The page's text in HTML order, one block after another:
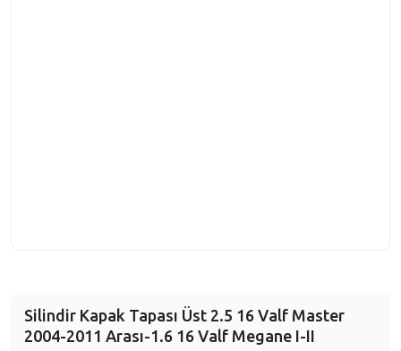
Silindir Kapak Tapası Üst 2.5 16 Valf Master
2004-2011 Arası-1.6 16 Valf Megane I-II